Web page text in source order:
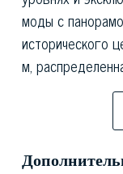
моды с
исторического
м,
этажами
системе),
лестницей,
тщательностью